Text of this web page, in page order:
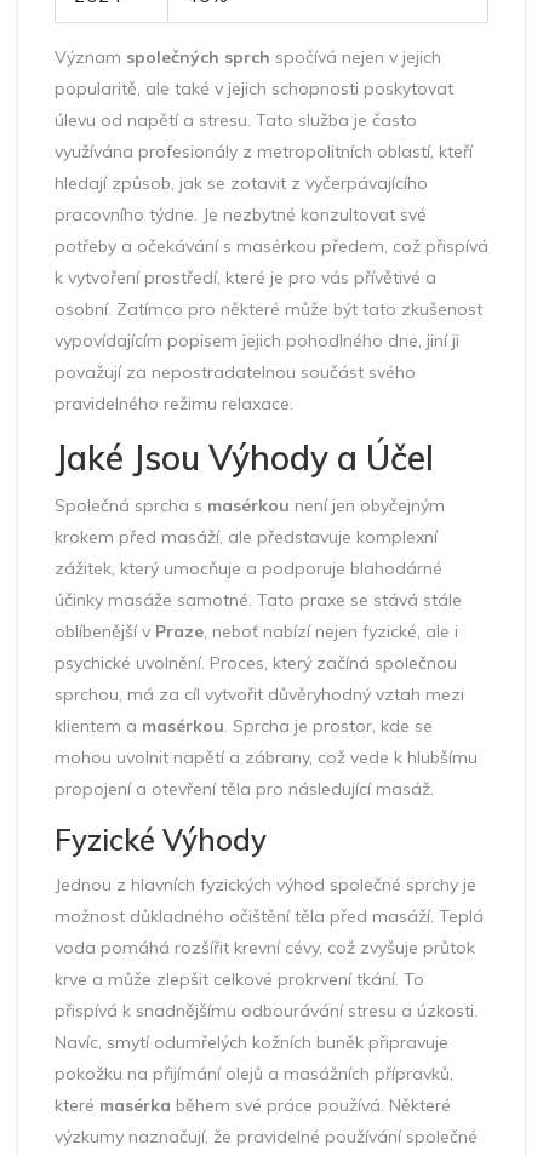
Význam společných sprch spočívá nejen v jejich
popularitě, ale také v jejich schopnosti poskytovat
úlevu od napětí a stresu. Tato služba je často
využívána profesionály z metropolitních oblastí, kteří
hledají způsob, jak se zotavit z vyčerpávajícího
pracovního týdne. Je nezbytné konzultovat své
potřeby a očekávání s masérkou předem, což přispívá
k vytvoření prostředí, které je pro vás přívětivé a
osobní. Zatímco pro některé může být tato zkušenost
vypovídajícím popisem jejich pohodlného dne, jiní ji
považují za nepostradatelnou součást svého
pravidelného režimu relaxace.
Jaké Jsou Výhody a Účel
Společná sprcha s masérkou není jen obyčejným
krokem před masáží, ale představuje komplexní
zážitek, který umocňuje a podporuje blahodárné
účinky masáže samotné. Tato praxe se stává stále
oblíbenější v Praze, neboť nabízí nejen fyzické, ale i
psychické uvolnění. Proces, který začíná společnou
sprchou, má za cíl vytvořit důvěryhodný vztah mezi
klientem a masérkou. Sprcha je prostor, kde se
mohou uvolnit napětí a zábrany, což vede k hlubšímu
propojení a otevření těla pro následující masáž.
Fyzické Výhody
Jednou z hlavních fyzických výhod společné sprchy je
možnost důkladného očištění těla před masáží. Teplá
voda pomáhá rozšířit krevní cévy, což zvyšuje průtok
krve a může zlepšit celkové prokrvení tkání. To
přispívá k snadnějšímu odbourávání stresu a úzkosti.
Navíc, smytí odumřelých kožních buněk připravuje
pokožku na přijímání olejů a masážních přípravků,
které masérka během své práce používá. Některé
výzkumy naznačují, že pravidelné používání společné